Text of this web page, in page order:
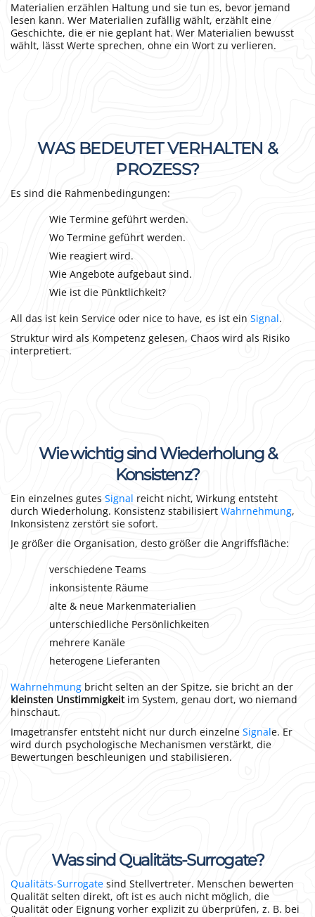
Materialien erzählen Haltung und sie tun es, bevor jemand
lesen kann. Wer Materialien zufällig wählt, erzählt eine
Geschichte, die er nie geplant hat. Wer Materialien bewusst
wählt, lässt Werte sprechen, ohne ein Wort zu verlieren.
WAS BEDEUTET VERHALTEN &
PROZESS?
Es sind die Rahmenbedingungen:
Wie Termine geführt werden.
Wo Termine geführt werden.
Wie reagiert wird.
Wie Angebote aufgebaut sind.
Wie ist die Pünktlichkeit?
All das ist kein Service oder nice to have, es ist ein Signal.
Struktur wird als Kompetenz gelesen, Chaos wird als Risiko
interpretiert.
Wie wichtig sind Wiederholung &
Konsistenz?
Ein einzelnes gutes Signal reicht nicht, Wirkung entsteht
durch Wiederholung. Konsistenz stabilisiert Wahrnehmung,
Inkonsistenz zerstört sie sofort.
Je größer die Organisation, desto größer die Angriffsfläche:
verschiedene Teams
inkonsistente Räume
alte & neue Markenmaterialien
unterschiedliche Persönlichkeiten
mehrere Kanäle
heterogene Lieferanten
Wahrnehmung bricht selten an der Spitze, sie bricht an der
kleinsten Unstimmigkeitim System, genau dort, wo niemand
hinschaut.
Imagetransfer entsteht nicht nur durch einzelne Signale. Er
wird durch psychologische Mechanismen verstärkt, die
Bewertungen beschleunigen und stabilisieren.
Was sind Qualitäts-Surrogate?
Qualitäts-Surrogate sind Stellvertreter. Menschen bewerten
Qualität selten direkt, oft ist es auch nicht möglich, die
Qualität oder Eignung vorher explizit zu überprüfen, z. B. bei